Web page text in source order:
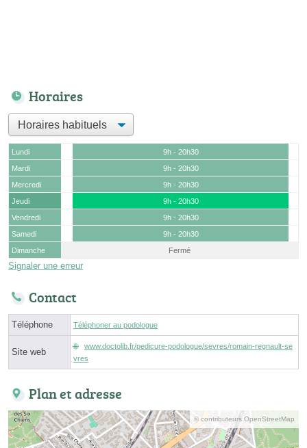
Horaires
Lundi
9h - 20h30
Mardi
9h - 20h30
Mercredi
9h - 20h30
Jeudi
9h - 20h30
Vendredi
9h - 20h30
Samedi
9h - 20h30
Dimanche
Fermé
Signaler une erreur
Contact
Téléphone Téléphoner au podologue
Site web
www.doctolib.fr/pedicure-podologue/sevres/romain-regnault-se
vres
Plan et adresse
© contributeurs OpenStreetMap